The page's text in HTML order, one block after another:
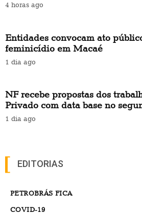
4 horas ago
Entidades convocam ato
feminicídio em Macaé
1 dia ago
NF recebe propostas dos
Privado com data base no
1 dia ago
EDITORIAS
PETROBRÁS FICA
COVID-19